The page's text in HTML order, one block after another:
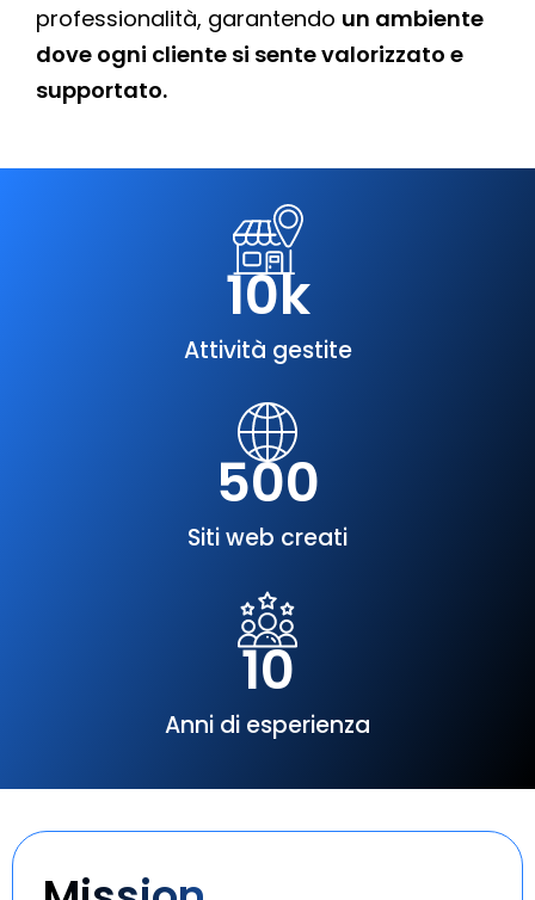
professionalità, garantendo un ambiente
dove ogni cliente si sente valorizzato e
supportato.
Attività gestite
10k
Siti web creati
500
Anni di esperienza
10